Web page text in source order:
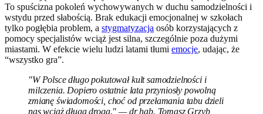
To spuścizna pokoleń wychowywanych w duchu samodzielności i
wstydu przed słabością. Brak edukacji emocjonalnej w szkołach
tylko pogłębia problem, a stygmatyzacja osób korzystających z
pomocy specjalistów wciąż jest silna, szczególnie poza dużymi
miastami. W efekcie wielu ludzi latami tłumi emocje, udając, że
“wszystko gra”.
"W Polsce długo pokutował kult samodzielności i
milczenia. Dopiero ostatnie lata przyniosły powolną
zmianę świadomości, choć od przełamania tabu dzieli
nas wciąż długa droga." — dr hab. Tomasz Grzyb,